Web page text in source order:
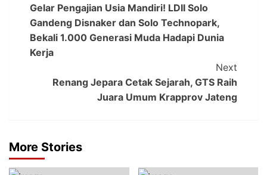
Gelar Pengajian Usia Mandiri! LDII Solo
Gandeng Disnaker dan Solo Technopark,
Bekali 1.000 Generasi Muda Hadapi Dunia
Kerja
Next
Renang Jepara Cetak Sejarah, GTS Raih
Juara Umum Krapprov Jateng
More Stories